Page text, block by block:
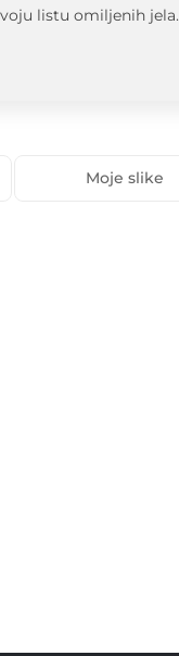
listu omiljenih jela.
Moje slike